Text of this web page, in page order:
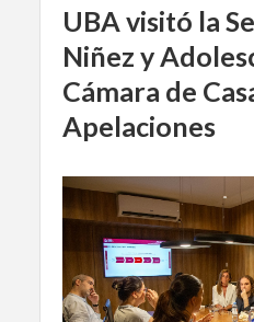
UBA visitó la
Niñez y
Cámara de
Apelaciones